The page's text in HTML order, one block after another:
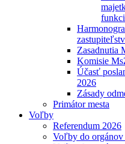
Zasadnutia
Komisie
Účasť
2026
Zásady
Primátor mesta
Voľby
Referendum 2026
Voľby do orgánov